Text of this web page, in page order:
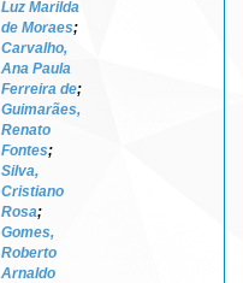
Luz Marilda
de Moraes;
Carvalho,
Ana Paula
Ferreira de;
Guimarães,
Renato
Fontes;
Silva,
Cristiano
Rosa;
Gomes,
Roberto
Arnaldo